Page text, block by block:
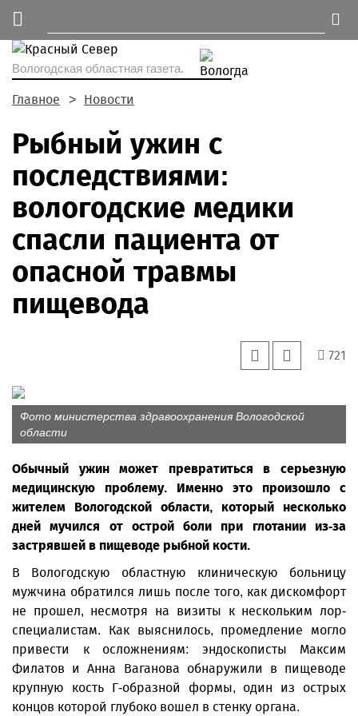
Вологодская областная газета.
Главное Новости
Рыбный ужин с
последствиями:
вологодские медики
спасли пациента от
опасной травмы
пищевода
721
Фото министерства здравоохранения Вологодской
области
Обычный ужин может превратиться в серьезную
медицинскую проблему. Именно это произошло с
жителем Вологодской области, который несколько
дней мучился от острой боли при глотании из-за
застрявшей в пищеводе рыбной кости.
В Вологодскую областную клиническую больницу
мужчина обратился лишь после того, как дискомфорт
не прошел, несмотря на визиты к нескольким лор-
специалистам. Как выяснилось, промедление могло
привести к осложнениям: эндоскописты Максим
Филатов и Анна Ваганова обнаружили в пищеводе
крупную кость Г-образной формы, один из острых
концов которой глубоко вошел в стенку органа.